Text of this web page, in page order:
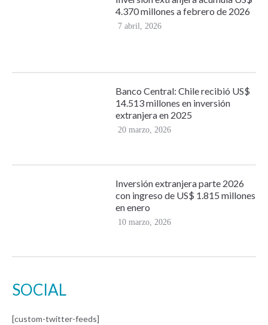
4.370 millones a febrero de 2026
7 abril, 2026
Banco Central: Chile recibió US$
14.513 millones en inversión
extranjera en 2025
20 marzo, 2026
Inversión extranjera parte 2026
con ingreso de US$ 1.815 millones
en enero
10 marzo, 2026
SOCIAL
[custom-twitter-feeds]